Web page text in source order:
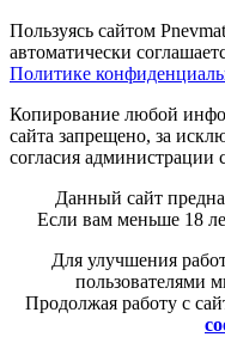
Пользуясь сайтом
автоматически
Политике
Копирование любой
сайта запрещено, за
согласия администрации
Данный сайт
Если вам меньше 18
Для улучшения
пользователями
Продолжая работу с